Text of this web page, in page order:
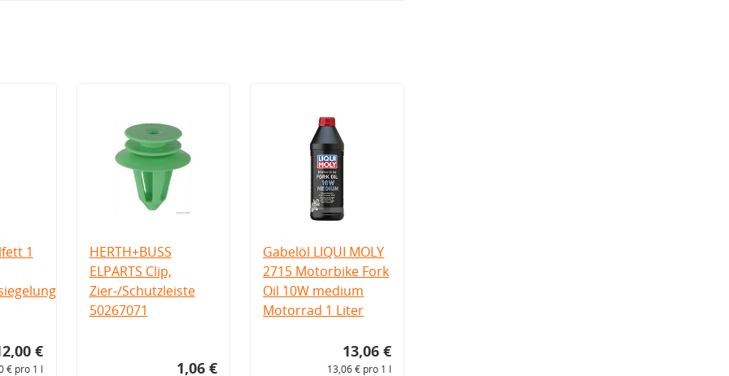
1
€
€ pro 1 l
HERTH+BUSS
ELPARTS Clip,
Zier-/Schutzleiste
50267071
1,06 €
Gabelöl LIQUI MOLY
2715 Motorbike Fork
Oil 10W medium
Motorrad 1 Liter
13,06 €
13,06 € pro 1 l